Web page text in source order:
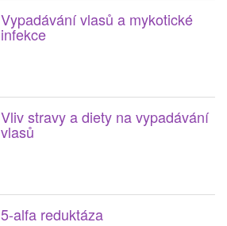
Vypadávání vlasů a mykotické
infekce
Vliv stravy a diety na vypadávání
vlasů
5-alfa reduktáza